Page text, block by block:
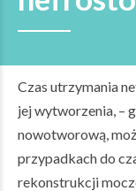
Czas utrzymania
jej wytworzenia, –
nowotworową,
przypadkach do
rekonstrukcji